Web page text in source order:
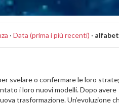
· Data (prima i più recenti) ·
svelare o confermare le loro
i loro nuovi modelli. Dopo avere
trasformazione. Un’evoluzione